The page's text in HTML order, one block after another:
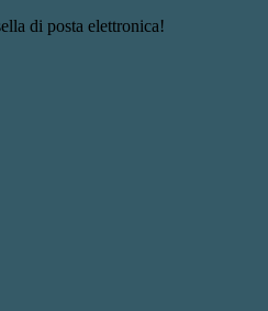
di posta elettronica!